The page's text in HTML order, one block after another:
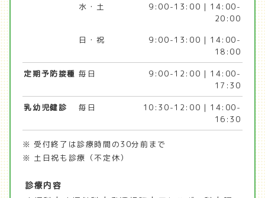
水・土
9:00-13:00 | 14:00-
20:00
日・祝
9:00-13:00 | 14:00-
18:00
定期予防接種 毎日
9:00-12:00 | 14:00-
17:30
乳幼児健診 毎日
10:30-12:00 | 14:00-
16:30
※ 受付終了は診療時間の30分前まで
※ 土日祝も診療（不定休）
診療内容